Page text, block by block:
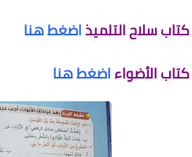
سلاح التلميذاضغط هنا
الأضواءاضغط هنا